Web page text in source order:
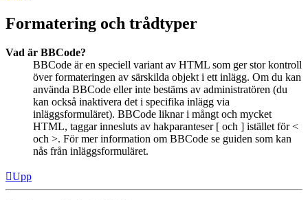
Formatering och trådtyper
Vad är BBCode?
BBCode är en speciell variant av HTML som ger stor kontroll
över formateringen av särskilda objekt i ett inlägg. Om du kan
använda BBCode eller inte bestäms av administratören (du
kan också inaktivera det i specifika inlägg via
inläggsformuläret). BBCode liknar i mångt och mycket
HTML, taggar innesluts av hakparanteser [ och ] istället för <
och >. För mer information om BBCode se guiden som kan
nås från inläggsformuläret.
Upp